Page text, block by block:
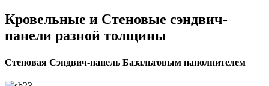
Кровельные и Стеновые сэндвич-
панели разной толщины
Стеновая Сэндвич-панель Базальтовым наполнителем